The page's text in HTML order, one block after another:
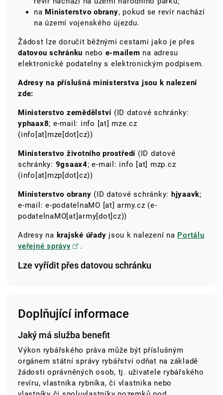
na Ministerstvo obrany, pokud se revír nachází
na území vojenského újezdu.
Žádost lze doručit běžnými cestami jako je přes
datovou schránku nebo e-mailem na adresu
elektronické podatelny s elektronickým podpisem.
Adresy na příslušná ministerstva jsou k nalezení
zde:
Ministerstvo zemědělství (ID datové schránky:
yphaax8; e-mail: info [at] mze.cz
(info[at]mze[dot]cz))
Ministerstvo životního prostředí (ID datové
schránky: 9gsaax4; e-mail: info [at] mzp.cz
(info[at]mzp[dot]cz))
Ministerstvo obrany (ID datové schránky: hjyaavk;
e-mail: e-podatelnaMO [at]army.cz (e-
podatelnaMO[at]army[dot]cz))
Adresy na krajské úřady jsou k nalezení na Portálu
veřejné správy
.
Lze vyřídit přes datovou schránku
Doplňující informace
Jaký má služba benefit
Výkon rybářského práva může být příslušným
orgánem státní správy rybářství odňat na základě
žádosti oprávněných osob, tj. uživatele rybářského
revíru, vlastnika rybníka, či vlastnika nebo